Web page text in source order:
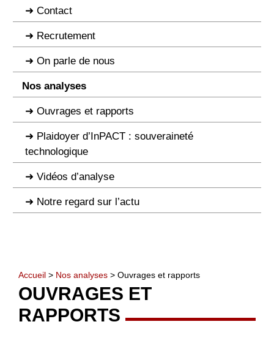
Contact
Recrutement
On parle de nous
Nos analyses
Ouvrages et rapports
Plaidoyer d’InPACT : souveraineté
technologique
Vidéos d’analyse
Notre regard sur l’actu
Accueil > Nos analyses > Ouvrages et rapports
OUVRAGES ET
RAPPORTS